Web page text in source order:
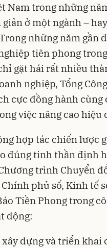
Nam trong những
ở một ngành –
những năm gần
tiên phong
gặt hái rất nhiều
nghiệp, Tổng
cực đồng hành
việc nâng cao hiệu
hợp tác chiến lược
đúng tinh thần định
trình Chuyển
phủ số, Kinh tế
Tiền Phong trong
động:
xây dựng và triển